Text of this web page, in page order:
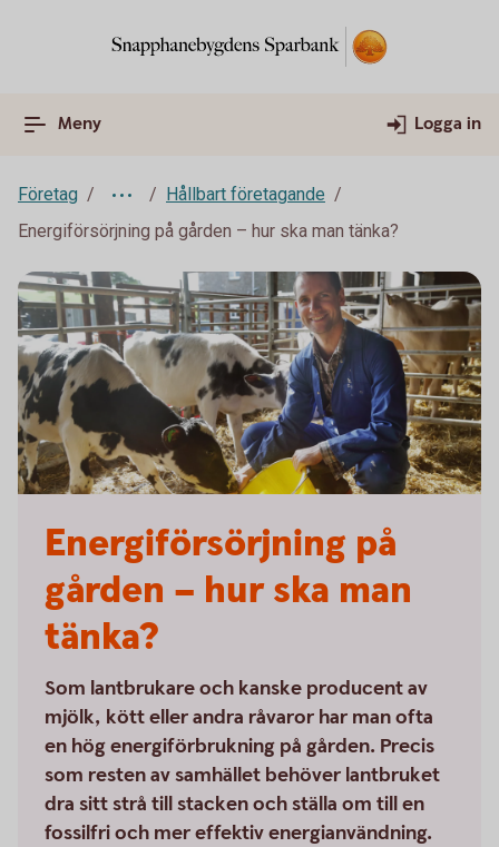
Meny Logga in
Företag
Hållbart företagande
Energiförsörjning på gården – hur ska man tänka?
Energiförsörjning på
gården – hur ska man
tänka?
Som lantbrukare och kanske producent av
mjölk, kött eller andra råvaror har man ofta
en hög energiförbrukning på gården. Precis
som resten av samhället behöver lantbruket
dra sitt strå till stacken och ställa om till en
fossilfri och mer effektiv energianvändning.